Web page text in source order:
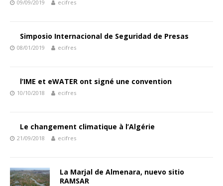
09/09/2019 ecifres
Simposio Internacional de Seguridad de Presas
08/01/2019 ecifres
l’IME et eWATER ont signé une convention
10/10/2018 ecifres
Le changement climatique à l’Algérie
21/09/2018 ecifres
La Marjal de Almenara, nuevo sitio
RAMSAR